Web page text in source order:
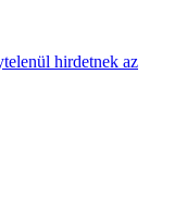
hirdetnek az